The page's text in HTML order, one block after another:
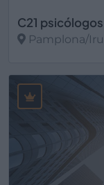
C21
Pamplona/